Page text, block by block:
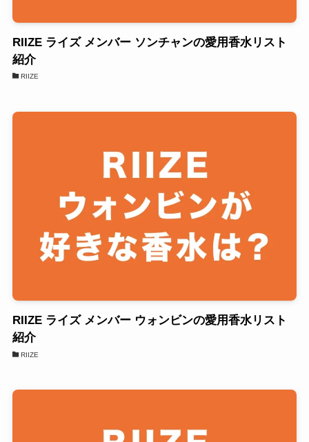
RIIZE ライズ メンバー ソンチャンの愛用香水リスト
紹介
RIIZE
RIIZE ライズ メンバー ウォンビンの愛用香水リスト
紹介
RIIZE